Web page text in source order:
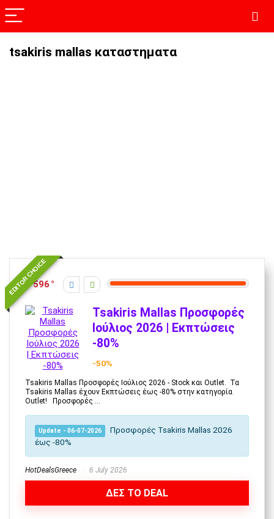
tsakiris mallas καταστηματα
EDITOR CHOICE
596
Tsakiris Mallas Προσφορές
Ιούλιος 2026 | Εκπτώσεις
-80%
-50%
Tsakiris Mallas Προσφορές Ιούλιος 2026 - Stock και Outlet. Τα
Tsakiris Mallas έχουν Εκπτώσεις έως -80% στην κατηγορία
Outlet! Προσφορές ...
Update - 06-07-2026
Προσφορές Tsakiris Mallas 2026
έως -80%
HotDealsGreece 6 July 2026
ΔΕΣ ΤΟ DEAL